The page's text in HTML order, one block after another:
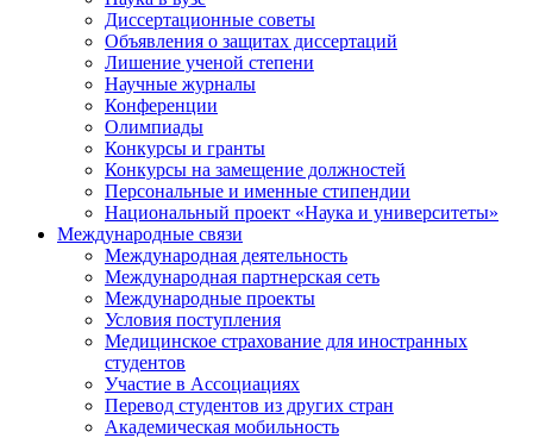
Диссертационные советы
Объявления о защитах диссертаций
Лишение ученой степени
Научные журналы
Конференции
Олимпиады
Конкурсы и гранты
Конкурсы на замещение должностей
Персональные и именные стипендии
Национальный проект «Наука и университеты»
Международные связи
Международная деятельность
Международная партнерская сеть
Международные проекты
Условия поступления
Медицинское страхование для иностранных
студентов
Участие в Ассоциациях
Перевод студентов из других стран
Академическая мобильность